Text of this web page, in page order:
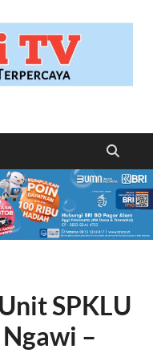
SPKLU
–